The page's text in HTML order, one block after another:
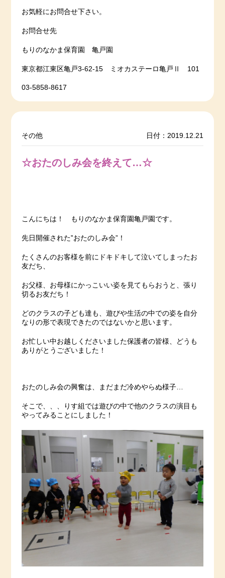
お気軽にお問合せ下さい。
お問合せ先
もりのなかま保育園 亀戸園
東京都江東区亀戸3-62-15 ミオカステーロ亀戸Ⅱ 101
03-5858-8617
その他 日付：2019.12.21
☆おたのしみ会を終えて…☆
こんにちは！ もりのなかま保育園亀戸園です。
先日開催された‟おたのしみ会”！
たくさんのお客様を前にドキドキして泣いてしまったお
友だち、
お父様、お母様にかっこいい姿を見てもらおうと、張り
切るお友だち！
どのクラスの子ども達も、遊びや生活の中での姿を自分
なりの形で表現できたのではないかと思います。
お忙しい中お越しくださいました保護者の皆様、どうも
ありがとうございました！
おたのしみ会の興奮は、まだまだ冷めやらぬ様子…
そこで、、、りす組では遊びの中で他のクラスの演目も
やってみることにしました！